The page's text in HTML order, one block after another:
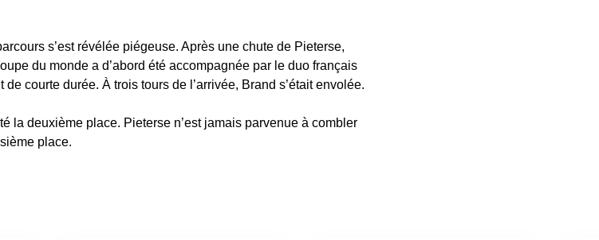
s’est révélée piégeuse. Après une chute de Pieterse,
du monde a d’abord été accompagnée par le duo français
courte durée. À trois tours de l’arrivée, Brand s’était envolée.
la deuxième place. Pieterse n’est jamais parvenue à combler
place.